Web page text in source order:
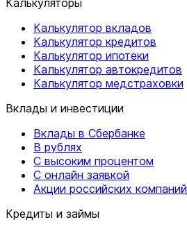
Калькуляторы
Калькулятор вкладов
Калькулятор кредитов
Калькулятор ипотеки
Калькулятор автокредитов
Калькулятор медстраховки
Вклады и инвестиции
Вклады в Сбербанке
В рублях
С высоким процентом
С онлайн заявкой
Акции российских компаний
Кредиты и займы